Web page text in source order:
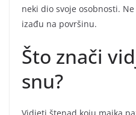
neki dio svoje osobnosti.
izađu na površinu.
Što znači
snu?
Vidjeti štenad koju majka